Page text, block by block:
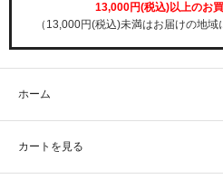
13,000円(税込)以上のお
（13,000円(税込)未満はお届けの地域
ホーム
カートを見る